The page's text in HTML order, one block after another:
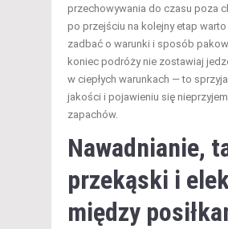
przechowywania do czasu poza
po przejściu na kolejny etap
zadbać o warunki i sposób
koniec podróży nie zostawiaj
w ciepłych warunkach — to
jakości i pojawieniu się
zapachów.
Nawadnianie,
przekąski i
między